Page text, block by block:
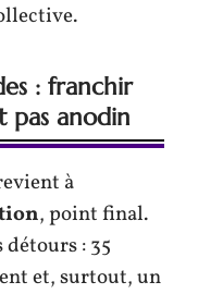
: franchir
pas anodin
à
, point final.
: 35
et, surtout, un